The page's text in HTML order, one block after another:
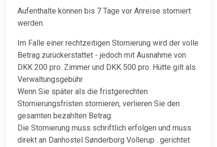
Aufenthalte können bis 7 Tage vor Anreise storniert
werden.
Im Falle einer rechtzeitigen Stornierung wird der volle
Betrag zurückerstattet - jedoch mit Ausnahme von
DKK 200 pro. Zimmer und DKK 500 pro. Hütte gilt als
Verwaltungsgebühr.
Wenn Sie später als die fristgerechten
Stornierungsfristen stornieren, verlieren Sie den
gesamten bezahlten Betrag.
Die Stornierung muss schriftlich erfolgen und muss
direkt an Danhostel Sønderborg Vollerup . gerichtet